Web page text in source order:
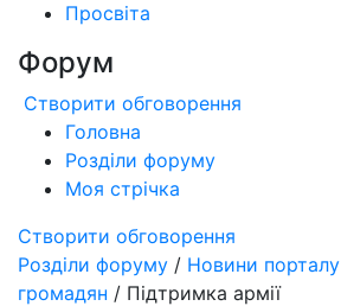
Просвіта
Форум
Створити обговорення
Головна
Розділи форуму
Моя стрічка
Створити обговорення
Розділи форуму / Новини порталу
громадян / Підтримка армії